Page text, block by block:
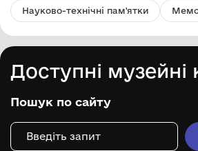
Науково-технічні пам'ятки
Доступні музейні
Пошук по сайту